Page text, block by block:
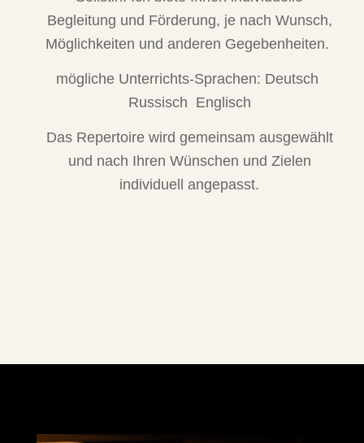
Begleitung und Förderung, je nach Wunsch,
Möglichkeiten und anderen Gegebenheiten.
mögliche Unterrichts-Sprachen: Deutsch
Russisch Englisch
Das Repertoire wird gemeinsam ausgewählt
und nach Ihren Wünschen und Zielen
individuell angepasst.